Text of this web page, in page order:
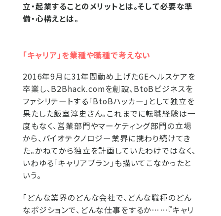
立・起業することのメリットとは。そして必要な準
備・心構えとは。
「キャリア」を業種や職種で考えない
2016年9月に31年間勤め上げたGEヘルスケアを
卒業し、B2Bhack.comを創設、BtoBビジネスを
ファシリテートする「BtoBハッカー」として独立を
果たした飯室淳史さん。これまでに転職経験は一
度もなく、営業部門やマーケティング部門の立場
から、バイオテクノロジー業界に携わり続けてき
た。かねてから独立を計画していたわけではなく、
いわゆる「キャリアプラン」も描いてこなかったと
いう。
「どんな業界のどんな会社で、どんな職種のどん
なポジションで、どんな仕事をするか……『キャリ